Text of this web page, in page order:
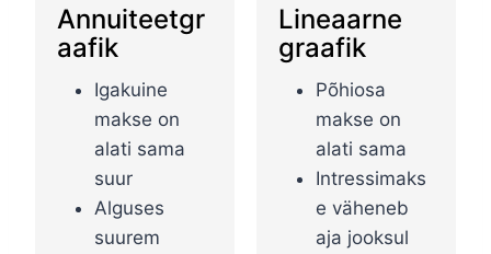
Annuiteetgr
aafik
Igakuine
makse on
alati sama
suur
Alguses
suurem
Lineaarne
graafik
Põhiosa
makse on
alati sama
Intressimaks
e väheneb
aja jooksul